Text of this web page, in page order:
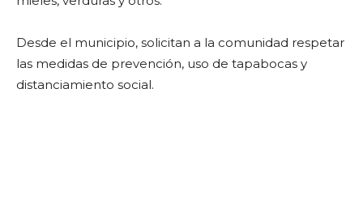
Desde el municipio, solicitan a la comunidad respetar
las medidas de prevención, uso de tapabocas y
distanciamiento social.